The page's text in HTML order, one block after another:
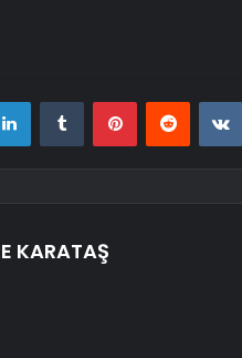
LinkedInTumblr PinterestReddit
KARATAŞ